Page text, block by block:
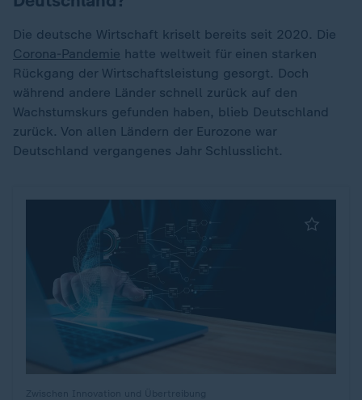
Die deutsche Wirtschaft kriselt bereits seit 2020. Die
Corona-Pandemie hatte weltweit für einen starken
Rückgang der Wirtschaftsleistung gesorgt. Doch
während andere Länder schnell zurück auf den
Wachstumskurs gefunden haben, blieb Deutschland
zurück. Von allen Ländern der Eurozone war
Deutschland vergangenes Jahr Schlusslicht.